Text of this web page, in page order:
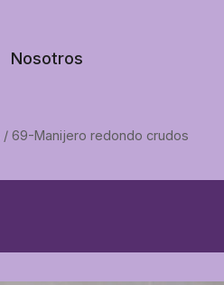
Nosotros
/ 69-Manijero redondo crudos